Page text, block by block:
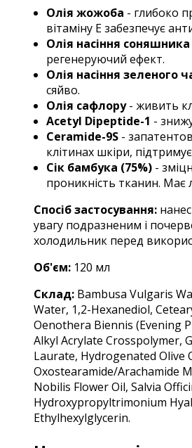
Олія жожоба - глибоко
вітаміну Е забезпечує
Олія насіння соняшника
регенеруючий ефект.
Олія насіння зеленого
сяйво.
Олія сафлору- живить
Acetyl Dipeptide-1 -
Ceramide-9S-
клітинах шкіри,
Сік бамбука (75%)-
проникність тканин. Має
Спосіб застосування:
увагу подразненим і
холодильник перед
Об'єм: 120 мл
Склад: Bambusa Vulgaris
Water, 1,2-Hexanediol,
Oenothera Biennis (Evening
Alkyl Acrylate Crosspolymer,
Laurate, Hydrogenated Olive
Oxostearamide/Arachamide
Nobilis Flower Oil, Salvia
Hydroxypropyltrimonium
Ethylhexylglycerin.